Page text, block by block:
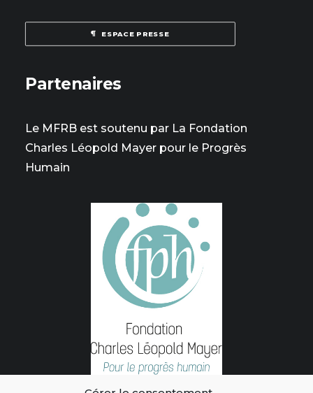
ESPACE PRESSE
Partenaires
Le MFRB est soutenu par La Fondation
Charles Léopold Mayer pour le Progrès
Humain